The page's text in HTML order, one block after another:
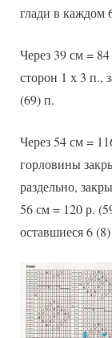
глади в каждом
Через 39 см =
сторон 1 х 3 п.,
(69) п.
Через 54 см =
горловины
раздельно,
56 см = 120 р.
оставшиеся 6